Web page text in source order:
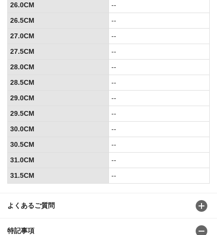
よくあるご質問
特記事項
26.0CM
--
26.5CM
--
27.0CM
--
27.5CM
--
28.0CM
--
28.5CM
--
29.0CM
--
29.5CM
--
30.0CM
--
30.5CM
--
31.0CM
--
31.5CM
--